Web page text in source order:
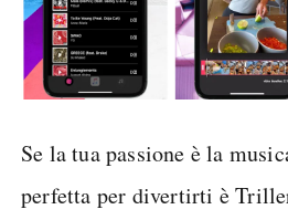
Se la tua passione è la
perfetta per divertirti è